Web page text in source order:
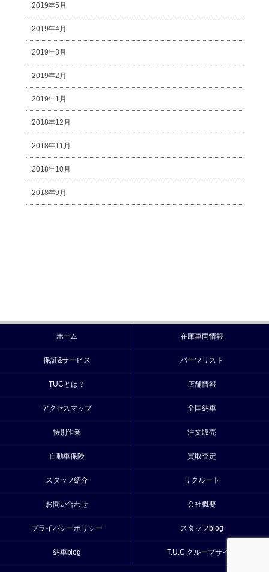
2019年5月
2019年4月
2019年3月
2019年2月
2019年1月
2018年12月
2018年11月
2018年10月
2018年9月
ホーム 在庫車両情報
保証&サービス パーツリスト
TUCとは？ 店舗情報
アクセスマップ 全国納車
特別作業 注文販売
自動車保険 買取査定
スタッフ紹介 リクルート
お問い合わせ 会社概要
プライバシーポリシー スタッフblog
納車blog T.U.C.グループサイト